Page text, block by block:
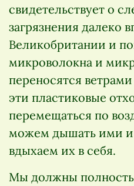
свидетельствует о
загрязнения далеко
Великобритании и
микроволокна и
переносятся
эти пластиковые
перемещаться по
можем дышать ими и
вдыхаем их в себя.
Мы должны